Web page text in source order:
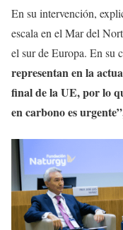
En su intervención,
escala en el Mar del
el sur de Europa. En su
representan en la
final de la UE, por lo
en carbono es